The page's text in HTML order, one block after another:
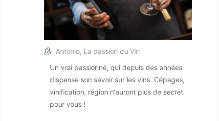
Antonio, La passion du Vin
Un vrai passionné, qui depuis des années
dispense son savoir sur les vins. Cépages,
vinification, région n'auront plus de secret
pour vous !